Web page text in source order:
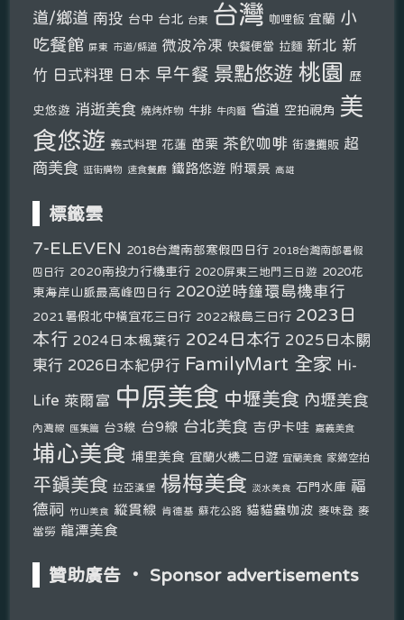
道/鄉道 南投 台中 台北 台東 台灣 咖哩飯 宜蘭 小
吃餐館 屏東 市道/縣道 微波冷凍 快餐便當 拉麵 新北 新
竹 日式料理 日本 早午餐 景點悠遊 桃園 歷
史悠遊 消逝美食 燒烤炸物 牛排 牛肉麵 省道 空拍視角 美
食悠遊 義式料理 花蓮 苗栗 茶飲咖啡 街邊攤販 超
商美食
逛街購物 速食餐廳 鐵路悠遊 附環景 高雄
標籤雲
7-ELEVEN 2018台灣南部寒假四日行 2018台灣南部暑假
四日行 2020南投力行機車行 2020屏東三地門三日遊 2020花
東海岸山脈最高峰四日行 2020逆時鐘環島機車行
2021暑假北中橫宜花三日行 2022綠島三日行 2023日
本行 2024日本楓葉行 2024日本行 2025日本關
東行 2026日本紀伊行 FamilyMart 全家 Hi-
Life 萊爾富 中原美食 中壢美食 內壢美食
內灣線 匯集篇 台3線 台9線 台北美食 吉伊卡哇 嘉義美食
埔心美食 埔里美食 宜蘭火機二日遊 宜蘭美食 家鄉空拍
平鎮美食 拉亞漢堡 楊梅美食 淡水美食 石門水庫 福
德祠
竹山美食 縱貫線 肯德基 蘇花公路 貓貓蟲咖波 麥味登 麥
當勞 龍潭美食
贊助廣告 ‧ Sponsor advertisements